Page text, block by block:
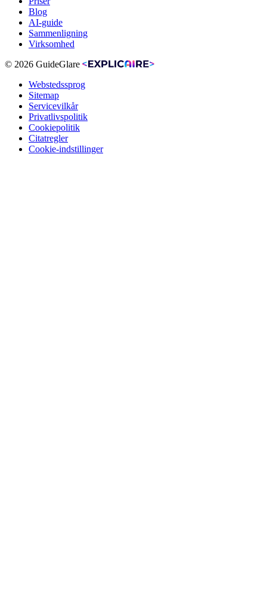
Blog
AI-guide
Sammenligning
Virksomhed
© 2026 GuideGlare
Webstedssprog
Sitemap
Servicevilkår
Privatlivspolitik
Cookiepolitik
Citatregler
Cookie-indstillinger